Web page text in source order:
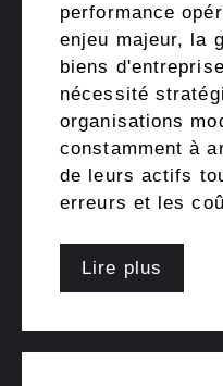
performance
enjeu majeur, la
biens
nécessité
organisations
constamment à
de leurs actifs
erreurs et les
Lire plus